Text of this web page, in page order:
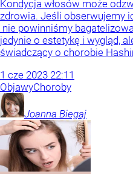
Kondycja włosów może
zdrowia. Jeśli obserwujemy
nie powinniśmy
jedynie o estetykę i wygląd,
świadczący o chorobie
1 cze 2023 22:11
ObjawyChoroby
Joanna Biegaj